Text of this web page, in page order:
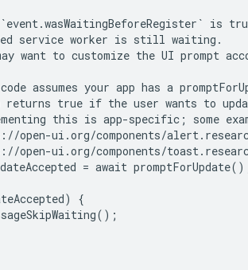
is
service worker is still waiting.
want to customize the UI prompt
assumes your app has a
returns true if the user wants to
this is app-specific; some
open-ui.org/components/
open-ui.org/components/
= await
{